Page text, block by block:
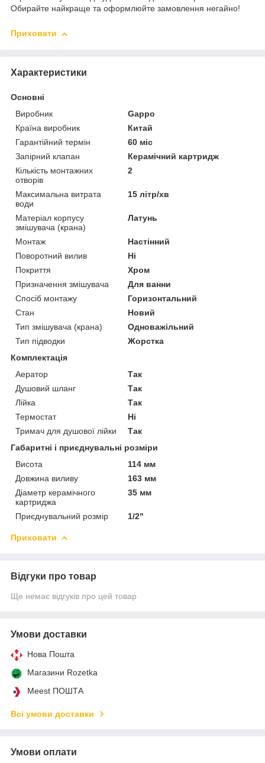
Обирайте найкраще та оформлюйте замовлення негайно!
Приховати
Характеристики
Основні
Виробник
Gappo
Країна виробник
Китай
Гарантійний термін
60 міс
Запірний клапан
Керамічний картридж
Кількість монтажних
отворів
2
Максимальна витрата
води
15 літр/хв
Матеріал корпусу
змішувача (крана)
Латунь
Монтаж
Настінний
Поворотний вилив
Ні
Покриття
Хром
Призначення змішувача
Для ванни
Спосіб монтажу
Горизонтальний
Стан
Новий
Тип змішувача (крана)
Одноважільний
Тип підводки
Жорстка
Комплектація
Аератор
Так
Душовий шланг
Так
Лійка
Так
Термостат
Ні
Тримач для душової лійки
Так
Габаритні і приєднувальні розміри
Висота
114 мм
Довжина виливу
163 мм
Діаметр керамічного
картриджа
35 мм
Приєднувальний розмір 1/2"
Приховати
Відгуки про товар
Ще немає відгуків про цей товар
Умови доставки
Нова Пошта
Магазини Rozetka
Meest ПОШТА
Всі умови доставки
Умови оплати